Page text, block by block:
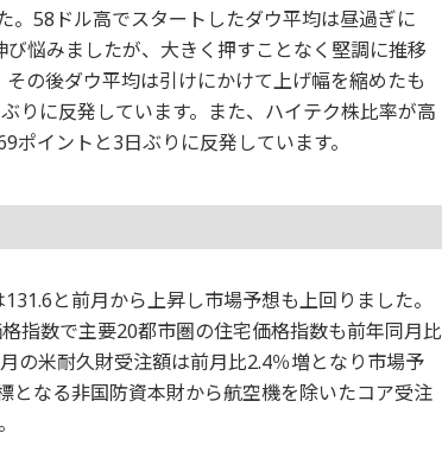
58ドル高でスタートしたダウ平均は昼過ぎに
悩みましたが、大きく押すことなく堅調に推移
の後ダウ平均は引けにかけて上げ幅を縮めたも
りに反発しています。また、ハイテク株比率が高
イントと3日ぶりに反発しています。
と前月から上昇し市場予想も上回りました。
指数で主要20都市圏の住宅価格指数も前年同月比
の米耐久財受注額は前月比2.4％増となり市場予
なる非国防資本財から航空機を除いたコア受注